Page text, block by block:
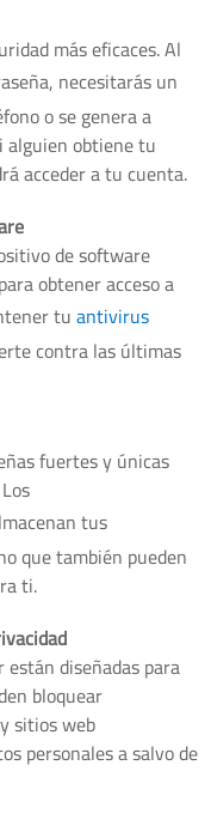
más eficaces. Al
necesitarás un
o se genera a
alguien obtiene tu
acceder a tu cuenta.
de software
obtener acceso a
tuantivirus
contra las últimas
fuertes y únicas
tus
que también pueden
ti.
diseñadas para
bloquear
sitios web
personales a salvo de